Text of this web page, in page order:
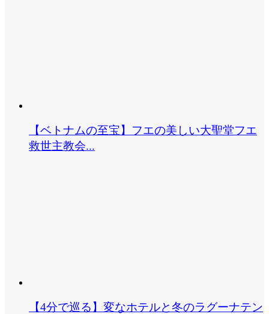
【ベトナムの至宝】フエの美しい大聖堂フエ
救世主教会...
【4分で巡る】変なホテルと冬のラグーナテン